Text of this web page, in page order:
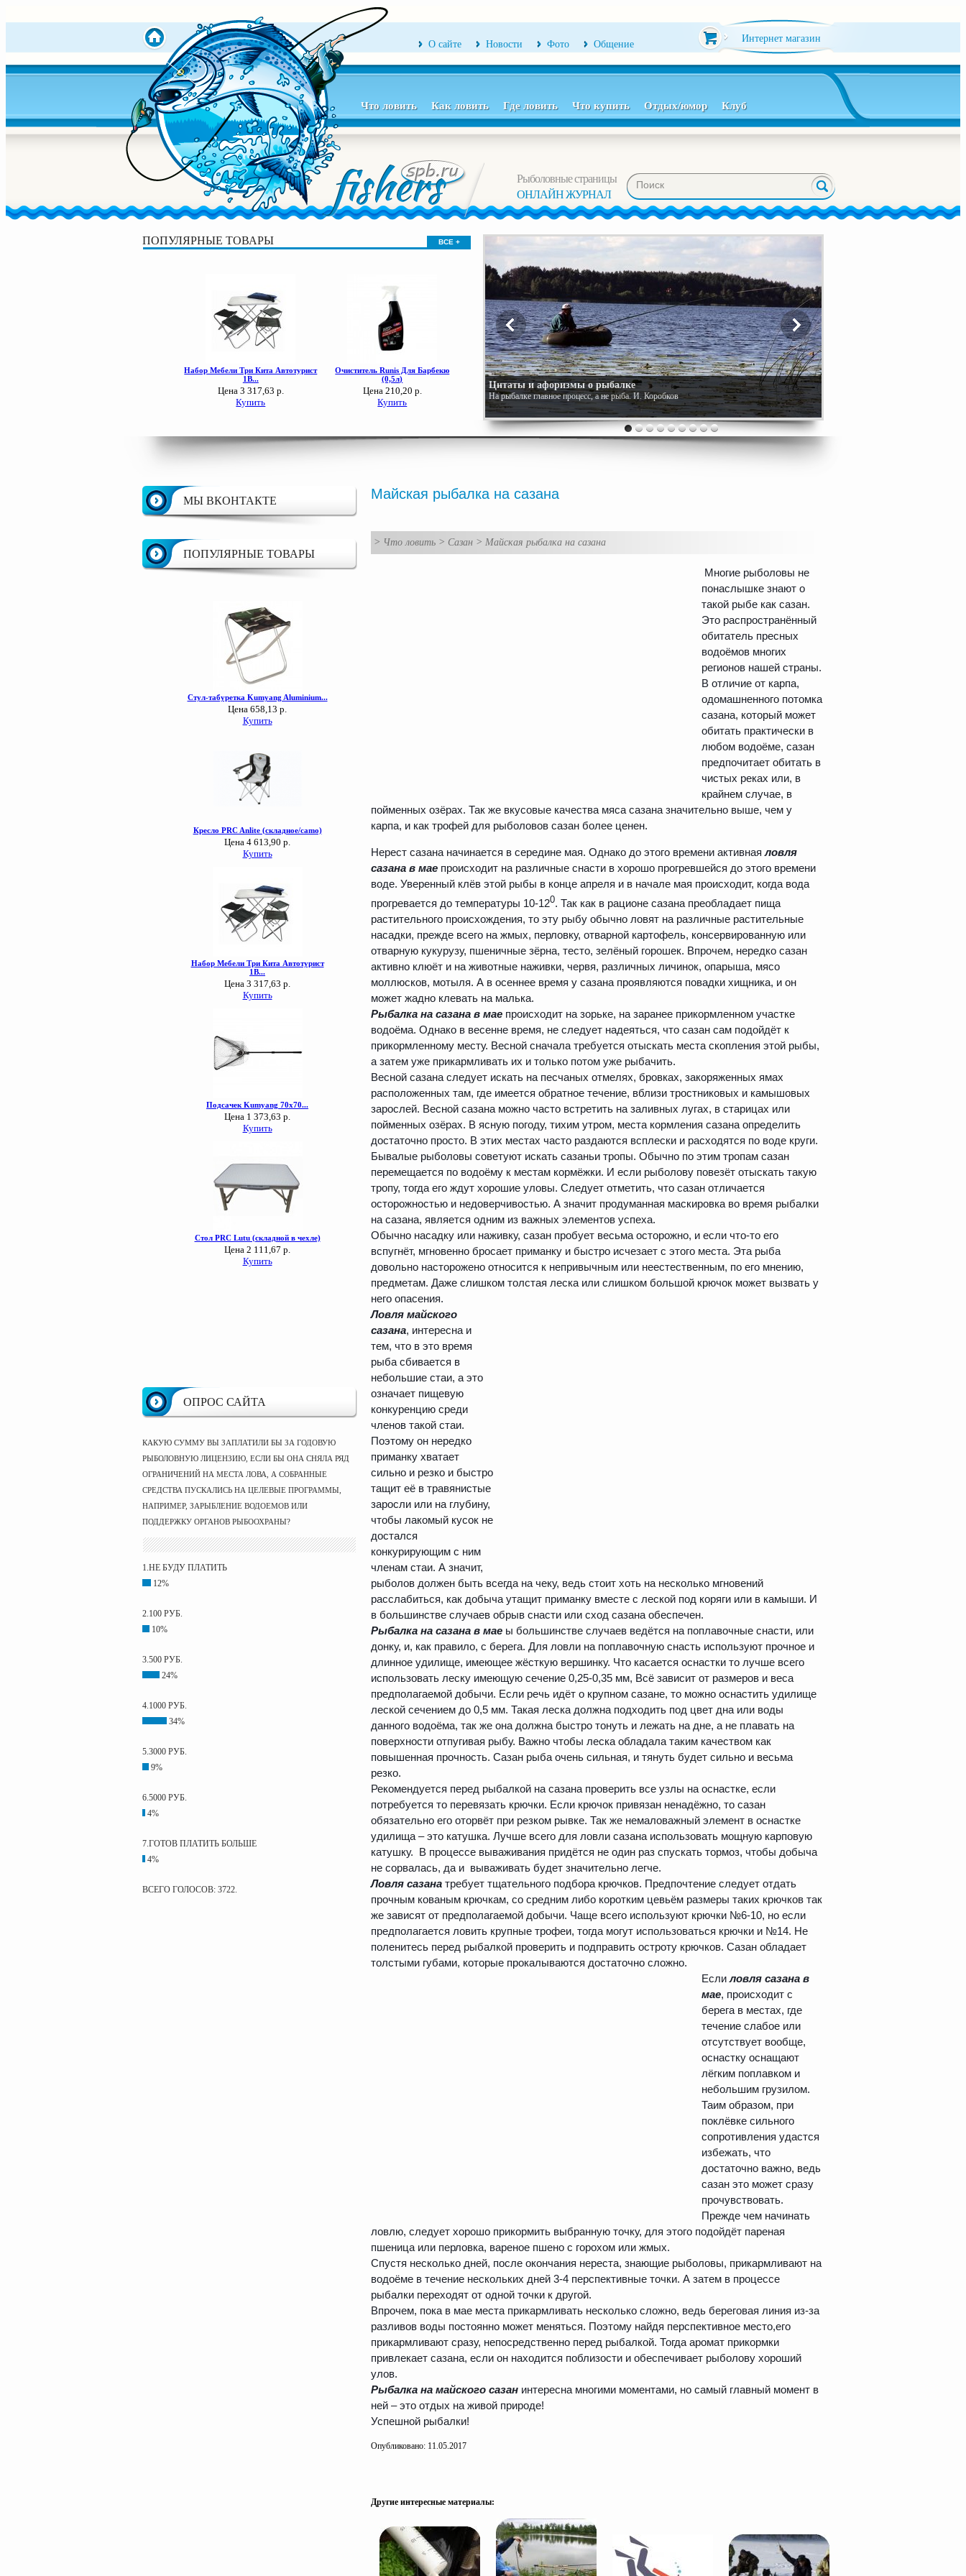
О сайте Новости Фото Общение
Интернет магазин
Что ловить Как ловить Где ловить Что купить Отдых/юмор Клуб
Рыболовные страницы
ОНЛАЙН ЖУРНАЛ
ПОПУЛЯРНЫЕ ТОВАРЫ ВСЕ +
Цитаты и афоризмы о рыбалке
На рыбалке главное процесс, а не рыба. И. Коробков
Цитаты и афоризмы про рыбалку
Плохой день на рыбалке лучше, чем хороший день на работе
МЫ ВКОНТАКТЕ
ПОПУЛЯРНЫЕ ТОВАРЫ
ОПРОС САЙТА
КАКУЮ СУММУ ВЫ ЗАПЛАТИЛИ БЫ ЗА ГОДОВУЮ
РЫБОЛОВНУЮ ЛИЦЕНЗИЮ, ЕСЛИ БЫ ОНА СНЯЛА РЯД
ОГРАНИЧЕНИЙ НА МЕСТА ЛОВА, А СОБРАННЫЕ
СРЕДСТВА ПУСКАЛИСЬ НА ЦЕЛЕВЫЕ ПРОГРАММЫ,
НАПРИМЕР, ЗАРЫБЛЕНИЕ ВОДОЕМОВ ИЛИ
ПОДДЕРЖКУ ОРГАНОВ РЫБООХРАНЫ?
1.НЕ БУДУ ПЛАТИТЬ
12%
2.100 РУБ.
10%
3.500 РУБ.
24%
4.1000 РУБ.
34%
5.3000 РУБ.
9%
6.5000 РУБ.
4%
7.ГОТОВ ПЛАТИТЬ БОЛЬШЕ
4%
ВСЕГО ГОЛОСОВ: 3722.
Майская рыбалка на сазана
> Что ловить > Сазан > Майская рыбалка на сазана
Многие рыболовы не
понаслышке знают о
такой рыбе как сазан.
Это распространённый
обитатель пресных
водоёмов многих
регионов нашей страны.
В отличие от карпа,
одомашненного потомка
сазана, который может
обитать практически в
любом водоёме, сазан
предпочитает обитать в
чистых реках или, в
крайнем случае, в
пойменных озёрах. Так же вкусовые качества мяса сазана значительно выше, чем у
карпа, и как трофей для рыболовов сазан более ценен.
Нерест сазана начинается в середине мая. Однако до этого времени активнаяловля
сазана в мае происходит на различные снасти в хорошо прогревшейся до этого времени
воде. Уверенный клёв этой рыбы в конце апреля и в начале мая происходит, когда вода
прогревается до температуры 10-120. Так как в рационе сазана преобладает пища
растительного происхождения, то эту рыбу обычно ловят на различные растительные
насадки, прежде всего на жмых, перловку, отварной картофель, консервированную или
отварную кукурузу, пшеничные зёрна, тесто, зелёный горошек. Впрочем, нередко сазан
активно клюёт и на животные наживки, червя, различных личинок, опарыша, мясо
моллюсков, мотыля. А в осеннее время у сазана проявляются повадки хищника, и он
может жадно клевать на малька.
Рыбалка на сазана в мае происходит на зорьке, на заранее прикормленном участке
водоёма. Однако в весенне время, не следует надеяться, что сазан сам подойдёт к
прикормленному месту. Весной сначала требуется отыскать места скопления этой рыбы,
а затем уже прикармливать их и только потом уже рыбачить.
Весной сазана следует искать на песчаных отмелях, бровках, закоряженных ямах
расположенных там, где имеется обратное течение, вблизи тростниковых и камышовых
зарослей. Весной сазана можно часто встретить на заливных лугах, в старицах или
пойменных озёрах. В ясную погоду, тихим утром, места кормления сазана определить
достаточно просто. В этих местах часто раздаются всплески и расходятся по воде круги.
Бывалые рыболовы советуют искать сазаньи тропы. Обычно по этим тропам сазан
перемещается по водоёму к местам кормёжки. И если рыболову повезёт отыскать такую
тропу, тогда его ждут хорошие уловы. Следует отметить, что сазан отличается
осторожностью и недоверчивостью. А значит продуманная маскировка во время рыбалки
на сазана, является одним из важных элементов успеха.
Обычно насадку или наживку, сазан пробует весьма осторожно, и если что-то его
вспугнёт, мгновенно бросает приманку и быстро исчезает с этого места. Эта рыба
довольно насторожено относится к непривычным или неестественным, по его мнению,
предметам. Даже слишком толстая леска или слишком большой крючок может вызвать у
него опасения.
Ловля майского
сазана, интересна и
тем, что в это время
рыба сбивается в
небольшие стаи, а это
означает пищевую
конкуренцию среди
членов такой стаи.
Поэтому он нередко
приманку хватает
сильно и резко и быстро
тащит её в травянистые
заросли или на глубину,
чтобы лакомый кусок не
достался
конкурирующим с ним
членам стаи. А значит,
рыболов должен быть всегда на чеку, ведь стоит хоть на несколько мгновений
расслабиться, как добыча утащит приманку вместе с леской под коряги или в камыши. И
в большинстве случаев обрыв снасти или сход сазана обеспечен.
Рыбалка на сазана в мае ы большинстве случаев ведётся на поплавочные снасти, или
донку, и, как правило, с берега. Для ловли на поплавочную снасть используют прочное и
длинное удилище, имеющее жёсткую вершинку. Что касается оснастки то лучше всего
использовать леску имеющую сечение 0,25-0,35 мм, Всё зависит от размеров и веса
предполагаемой добычи. Если речь идёт о крупном сазане, то можно оснастить удилище
леской сечением до 0,5 мм. Такая леска должна подходить под цвет дна или воды
данного водоёма, так же она должна быстро тонуть и лежать на дне, а не плавать на
поверхности отпугивая рыбу. Важно чтобы леска обладала таким качеством как
повышенная прочность. Сазан рыба очень сильная, и тянуть будет сильно и весьма
резко.
Рекомендуется перед рыбалкой на сазана проверить все узлы на оснастке, если
потребуется то перевязать крючки. Если крючок привязан ненадёжно, то сазан
обязательно его оторвёт при резком рывке. Так же немаловажный элемент в оснастке
удилища – это катушка. Лучше всего для ловли сазана использовать мощную карповую
катушку. В процессе вываживания придётся не один раз спускать тормоз, чтобы добыча
не сорвалась, да и вываживать будет значительно легче.
Ловля сазана требует тщательного подбора крючков. Предпочтение следует отдать
прочным кованым крючкам, со средним либо коротким цевьём размеры таких крючков так
же зависят от предполагаемой добычи. Чаще всего используют крючки №6-10, но если
предполагается ловить крупные трофеи, тогда могут использоваться крючки и №14. Не
поленитесь перед рыбалкой проверить и подправить остроту крючков. Сазан обладает
толстыми губами, которые прокалываются достаточно сложно.
Еслиловля сазана в
мае, происходит с
берега в местах, где
течение слабое или
отсутствует вообще,
оснастку оснащают
лёгким поплавком и
небольшим грузилом.
Таим образом, при
поклёвке сильного
сопротивления удастся
избежать, что
достаточно важно, ведь
сазан это может сразу
прочувствовать.
Прежде чем начинать
ловлю, следует хорошо прикормить выбранную точку, для этого подойдёт пареная
пшеница или перловка, вареное пшено с горохом или жмых.
Спустя несколько дней, после окончания нереста, знающие рыболовы, прикармливают на
водоёме в течение нескольких дней 3-4 перспективные точки. А затем в процессе
рыбалки переходят от одной точки к другой.
Впрочем, пока в мае места прикармливать несколько сложно, ведь береговая линия из-за
разливов воды постоянно может меняться. Поэтому найдя перспективное место,его
прикармливают сразу, непосредственно перед рыбалкой. Тогда аромат прикормки
привлекает сазана, если он находится поблизости и обеспечивает рыболову хороший
улов.
Рыбалка на майского сазан интересна многими моментами, но самый главный момент в
ней – это отдых на живой природе!
Успешной рыбалки!
Опубликовано: 11.05.2017
Другие интересные материалы: